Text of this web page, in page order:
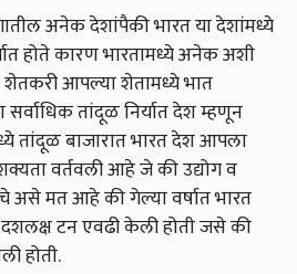
अनेक देशांपैकी भारत या देशांमध्ये
होते कारण भारतामध्ये अनेक अशी
शेतकरी आपल्या शेतामध्ये भात
तांदूळ निर्यात देश म्हणून
तांदूळ बाजारात भारत देश आपला
वर्तवली आहे जे की उद्योग व
असे मत आहे की गेल्या वर्षात भारत
दशलक्ष टन एवढी केली होती जसे की
होती.